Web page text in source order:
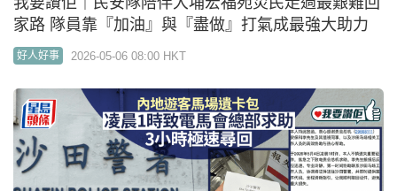
我要讚佢｜七旬退休街坊組義工隊 為街坊驗樓免費
家居維修：幫到人就開心
2026-04-18 08:00 HKT